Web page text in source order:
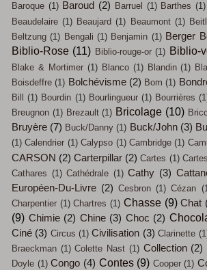
Baroque (1) Baroud (2) Barruel (1) Barthes (1)
Beaudelaire (1) Beaujard (1) Beaumont (1)
Beltzung (1) Bengali (1) Benjamin (1) Berger
Biblio-Rose (11) Biblio-rouge-or (1) Biblio-
Blake & Mortimer (1) Blanco (1) Blandin (1)
Boisdeffre (1) Bolchévisme (2) Bom (1)
Bill
(1) Bourdin (1) Bourlingueur (1) Bourrières
Breugnon (1) Brezault (1) Bricolage (10)
Bruyère (7) Buck/Danny (1) Buck/John (3)
(1) Calendrier (1) Calypso (1) Cambridge (1)
CARSON (2) Carterpillar (2) Cartes (1)
Cathares (1) Cathédrale (1) Cathy (3)
Européen-Du-Livre (2) Cesbron (1) Cézan
Charpentier (1) Chartres (1) Chasse (9) Chat
(9) Chimie (2) Chine (3) Choc (2)
Ciné (3) Circus (1) Civilisation (3) Clarinette
Braeckman (1) Colette Nast (1) Collection (2)
Doyle (1) Congo (4) Contes (9) Cooper (1)